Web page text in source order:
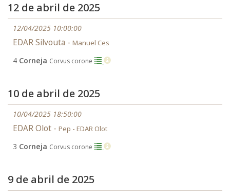
12 de abril de 2025
12/04/2025 10:00:00
EDAR Silvouta - Manuel Ces
4 Corneja Corvus corone
10 de abril de 2025
10/04/2025 18:50:00
EDAR Olot - Pep - EDAR Olot
3 Corneja Corvus corone
9 de abril de 2025